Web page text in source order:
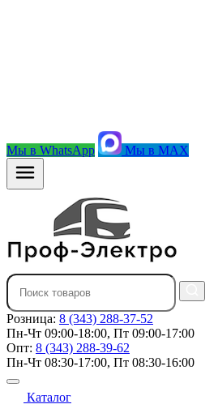
Мы в WhatsApp Мы в MAX
Розница: 8 (343) 288-37-52
Пн-Чт 09:00-18:00, Пт 09:00-17:00
Опт: 8 (343) 288-39-62
Пн-Чт 08:30-17:00, Пт 08:30-16:00
Каталог